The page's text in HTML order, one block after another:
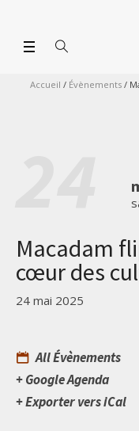
Accueil / Évènements /
Macadam
cœur des
24 mai 2025
All Évènements
+ Google Agenda
+ Exporter vers iCal